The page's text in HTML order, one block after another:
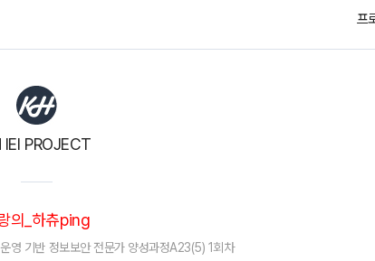
프
IEI PROJECT
의_하츄ping
영 기반 정보보안 전문가 양성과정A23(5) 1회차